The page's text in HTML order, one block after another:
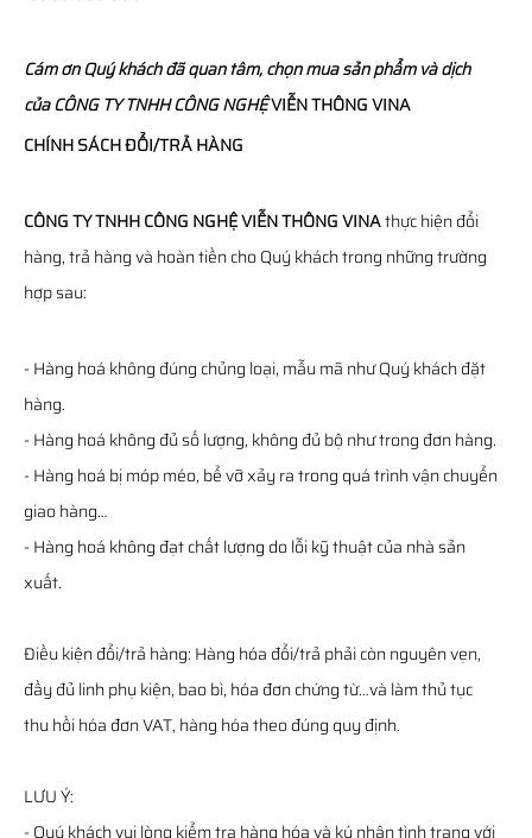
Cám ơn Quý khách đã quan tâm, chọn mua sản phẩm và dịch
củaCÔNG TY TNHH CÔNG NGHỆVIỄN THÔNGVINA
CHÍNH SÁCH ĐỔI/TRẢ HÀNG
CÔNG TY TNHH CÔNG NGHỆ VIỄN THÔNG VINAthực hiện đổi
hàng, trả hàng và hoàn tiền cho Quý khách trong những trường
hợp sau:
- Hàng hoá không đúng chủng loại, mẫu mã như Quý khách đặt
hàng.
- Hàng hoá không đủ số lượng, không đủ bộ như trong đơn hàng.
- Hàng hoá bị móp méo, bể vỡ xảy ra trong quá trình vận chuyển
giao hàng…
- Hàng hoá không đạt chất lượng do lỗi kỹ thuật của nhà sản
xuất.
Điều kiện đổi/trả hàng: Hàng hóa đổi/trả phải còn nguyên vẹn,
đầy đủ linh phụ kiện, bao bì, hóa đơn chứng từ…và làm thủ tục
thu hồi hóa đơn VAT, hàng hóa theo đúng quy định.
LƯU Ý:
- Quý khách vui lòng kiểm tra hàng hóa và ký nhận tình trạng với